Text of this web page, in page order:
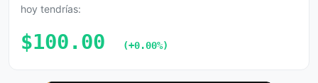
hoy tendrías:
$100.00 (+0.00%)